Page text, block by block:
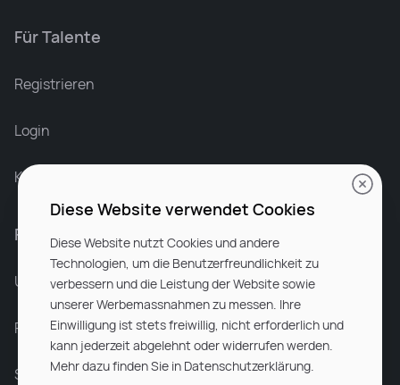
Für Talente
Registrieren
Login
Karriere bei Rocken
Für Unternehmen
Unsere Dienstleistungen
Partnerunternehmen
Sitemap
Diese Website verwendet Cookies
Diese Website nutzt Cookies und andere
Technologien, um die Benutzerfreundlichkeit zu
verbessern und die Leistung der Website sowie
unserer Werbemassnahmen zu messen. Ihre
Einwilligung ist stets freiwillig, nicht erforderlich und
kann jederzeit abgelehnt oder widerrufen werden.
Mehr dazu finden Sie in Datenschutzerklärung.